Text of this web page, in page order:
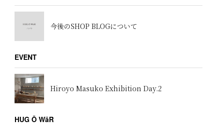
今後のSHOP BLOGについて
EVENT
Hiroyo Masuko Exhibition Day.2
HUG Ō WäR